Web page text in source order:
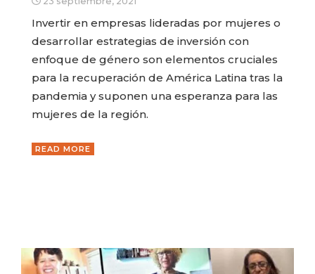
Invertir en empresas lideradas por mujeres o
desarrollar estrategias de inversión con
enfoque de género son elementos cruciales
para la recuperación de América Latina tras la
pandemia y suponen una esperanza para las
mujeres de la región.
READ MORE